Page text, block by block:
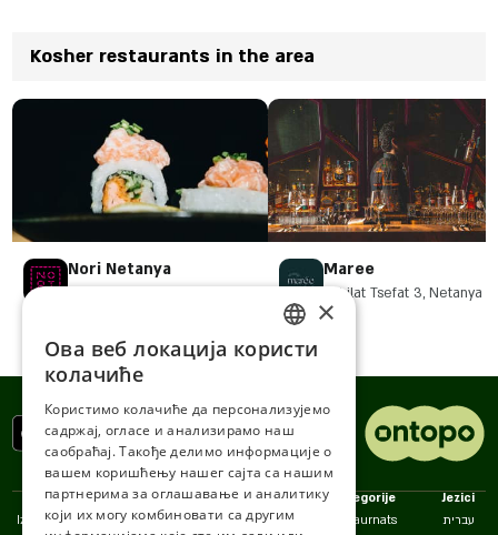
Kosher restaurants in the area
Nori Netanya Maree
Kehilat Tsefat 3, Netanya
Politike
Izjava o pristupačnosti
Kompanija
Kontakt
Kategorije
Restaurnats
Jezici
עברית
ENGLISH
SERBIA
HEBREW
RUSSIAN
×
Ова веб локација користи
колачиће
Користимо колачиће да персонализујемо
садржај, огласе и анализирамо наш
саобраћај. Такође делимо информације о
вашем коришћењу нашег сајта са нашим
партнерима за оглашавање и аналитику
који их могу комбиновати са другим